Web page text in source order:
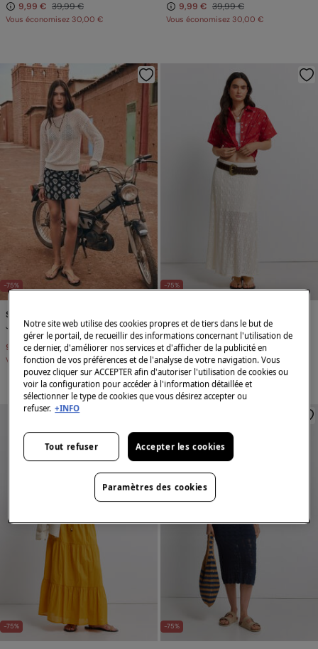
9,99 € 39,99 €
Vous économisez 30,00 €
9,99 € 39,99 €
Vous économisez 30,00 €
-75%
Springfield
Jupe courte en lin à imprimé ethnique
9,99 €
39,99 €
Vous économisez30,00 €
-75%
9,99 € 39,99 €
Vous économisez30,00 €
-75% -75%
Notre site web utilise des cookies propres et de tiers dans le but de
gérer le portail, de recueillir des informations concernant l'utilisation de
ce dernier, d'améliorer nos services et d'afficher de la publicité en
fonction de vos préférences et de l'analyse de votre navigation. Vous
pouvez cliquer sur ACCEPTER afin d'autoriser l'utilisation de cookies ou
voir la configuration pour accéder à l'information détaillée et
sélectionner le type de cookies que vous désirez accepter ou
refuser. +INFO
Tout refuser Accepter les cookies
Paramètres des cookies